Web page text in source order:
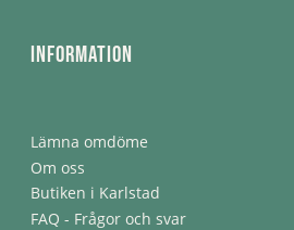
Information
Lämna omdöme
Om oss
Butiken i Karlstad
FAQ - Frågor och svar